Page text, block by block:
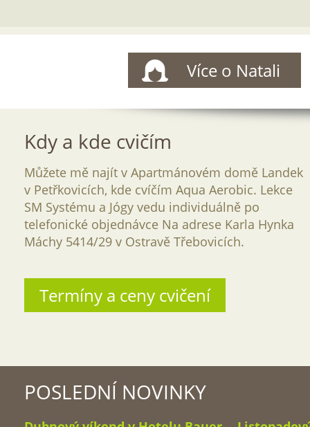
Více o Natali
Kdy a kde cvičím
Můžete mě najít v Apartmánovém domě Landek
v Petřkovicích, kde cvíčím Aqua Aerobic. Lekce
SM Systému a Jógy vedu individuálně po
telefonické objednávce Na adrese Karla Hynka
Máchy 5414/29 v Ostravě Třebovicích.
Termíny a ceny cvičení
POSLEDNÍ NOVINKY